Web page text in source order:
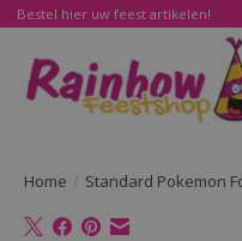
Bestel hier uw feest artikelen!
Home / Standard Pokemon